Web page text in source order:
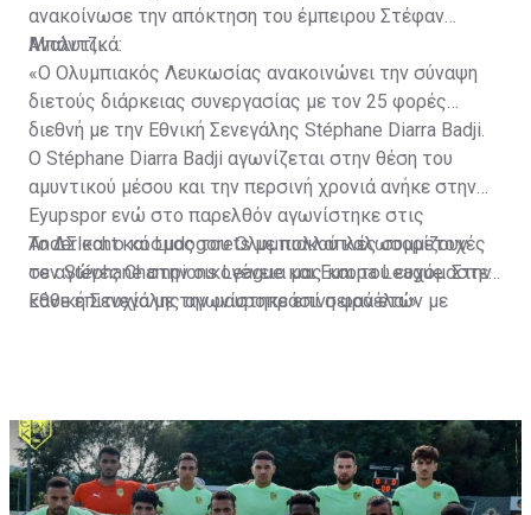
ανακοίνωσε την απόκτηση του έμπειρου Στέφαν
Μπάντζι.
Αναλυτικά:
«Ο Ολυμπιακός Λευκωσίας ανακοινώνει την σύναψη
διετούς διάρκειας συνεργασίας με τον 25 φορές
διεθνή με την Εθνική Σενεγάλης Stéphane Diarra Badji.
Ο Stéphane Diarra Badji αγωνίζεται στην θέση του
αμυντικού μέσου και την περσινή χρονιά ανήκε στην
Eyupspor ενώ στο παρελθόν αγωνίστηκε στις
Anderlecht και Ludogorets με πολλαπλές συμμετοχές
σε αγώνες Champions League και Europa League. Στην
Εθνική Σενεγάλης αγωνίστηκε επί σειρά ετών με
Το ΔΣ και ο κόσμος του Ολυμπιακού καλωσορίζουν
τον Stéphane στην οικογένεια μας και του ευχόμαστε
κάθε επιτυχία με την μαυροπράσινη φανέλα.»